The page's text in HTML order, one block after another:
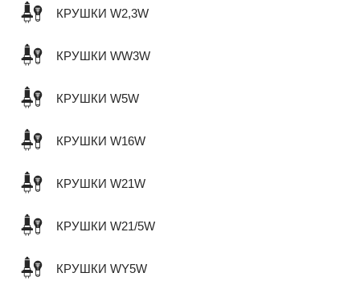
КРУШКИ W2,3W
КРУШКИ WW3W
КРУШКИ W5W
КРУШКИ W16W
КРУШКИ W21W
КРУШКИ W21/5W
КРУШКИ WY5W